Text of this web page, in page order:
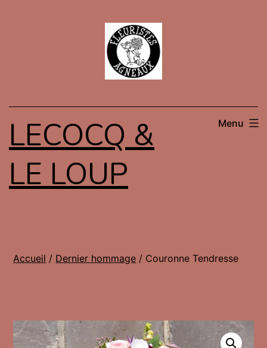
LECOCQ &
LE LOUP
Menu
Accueil / Dernier hommage / Couronne Tendresse